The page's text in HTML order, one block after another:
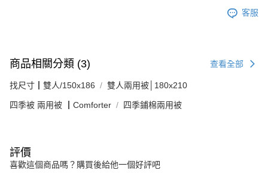
客服
商品相關分類 (3) 查看全部
找尺寸┃雙人/150x186 雙人兩用被│180x210
四季被 兩用被 ┃Comforter 四季鋪棉兩用被
評價
喜歡這個商品嗎？購買後給他一個好評吧